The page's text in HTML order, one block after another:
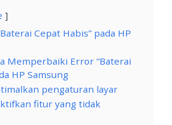
Cepat Habis” pada HP
Memperbaiki Error “Baterai
HP Samsung
pengaturan layar
fitur yang tidak